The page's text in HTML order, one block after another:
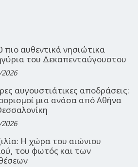
πιο αυθεντικά νησιώτικα
του Δεκαπενταύγουστου
αυγουστιάτικες αποδράσεις:
μια ανάσα από Αθήνα
Η χώρα του αιώνιου
του φωτός και των